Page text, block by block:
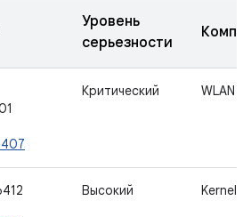
Уровень
серьезности
Критический WLAN
Высокий Kernel